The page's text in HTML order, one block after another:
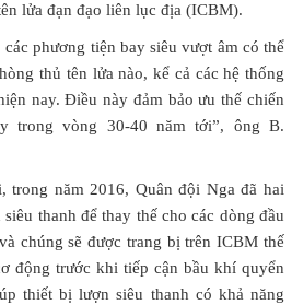
lửa đạn đạo liên lục địa (ICBM).
phương tiện bay siêu vượt âm có thể
thủ tên lửa nào, kể cả các hệ thống
nay. Điều này đảm bảo ưu thế chiến
trong vòng 30-40 năm tới”, ông B.
trong năm 2016, Quân đội Nga đã hai
thanh để thay thế cho các dòng đầu
chúng sẽ được trang bị trên ICBM thế
động trước khi tiếp cận bầu khí quyển
thiết bị lượn siêu thanh có khả năng